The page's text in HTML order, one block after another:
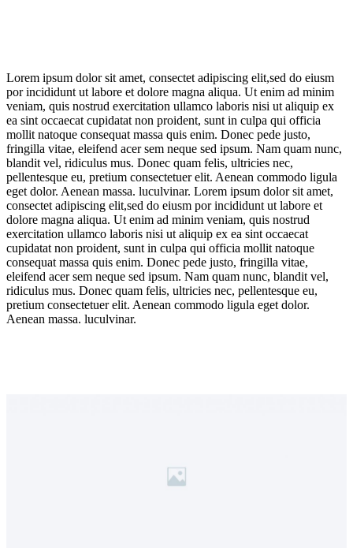
Lorem ipsum dolor sit amet, consectet adipiscing elit,sed do eiusm
por incididunt ut labore et dolore magna aliqua. Ut enim ad minim
veniam, quis nostrud exercitation ullamco laboris nisi ut aliquip ex
ea sint occaecat cupidatat non proident, sunt in culpa qui officia
mollit natoque consequat massa quis enim. Donec pede justo,
fringilla vitae, eleifend acer sem neque sed ipsum. Nam quam nunc,
blandit vel, ridiculus mus. Donec quam felis, ultricies nec,
pellentesque eu, pretium consectetuer elit. Aenean commodo ligula
eget dolor. Aenean massa. luculvinar. Lorem ipsum dolor sit amet,
consectet adipiscing elit,sed do eiusm por incididunt ut labore et
dolore magna aliqua. Ut enim ad minim veniam, quis nostrud
exercitation ullamco laboris nisi ut aliquip ex ea sint occaecat
cupidatat non proident, sunt in culpa qui officia mollit natoque
consequat massa quis enim. Donec pede justo, fringilla vitae,
eleifend acer sem neque sed ipsum. Nam quam nunc, blandit vel,
ridiculus mus. Donec quam felis, ultricies nec, pellentesque eu,
pretium consectetuer elit. Aenean commodo ligula eget dolor.
Aenean massa. luculvinar.